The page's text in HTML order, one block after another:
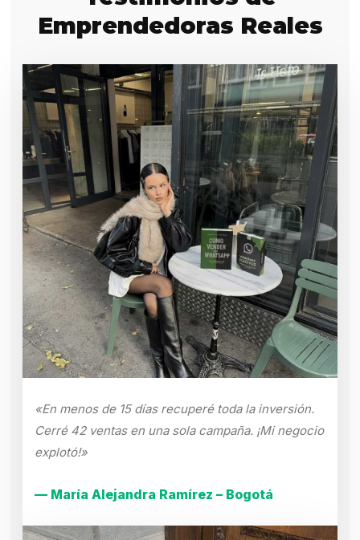
Emprendedoras Reales
«En menos de 15 días recuperé toda la inversión.
Cerré 42 ventas en una sola campaña. ¡Mi negocio
explotó!»
— María Alejandra Ramírez – Bogotá